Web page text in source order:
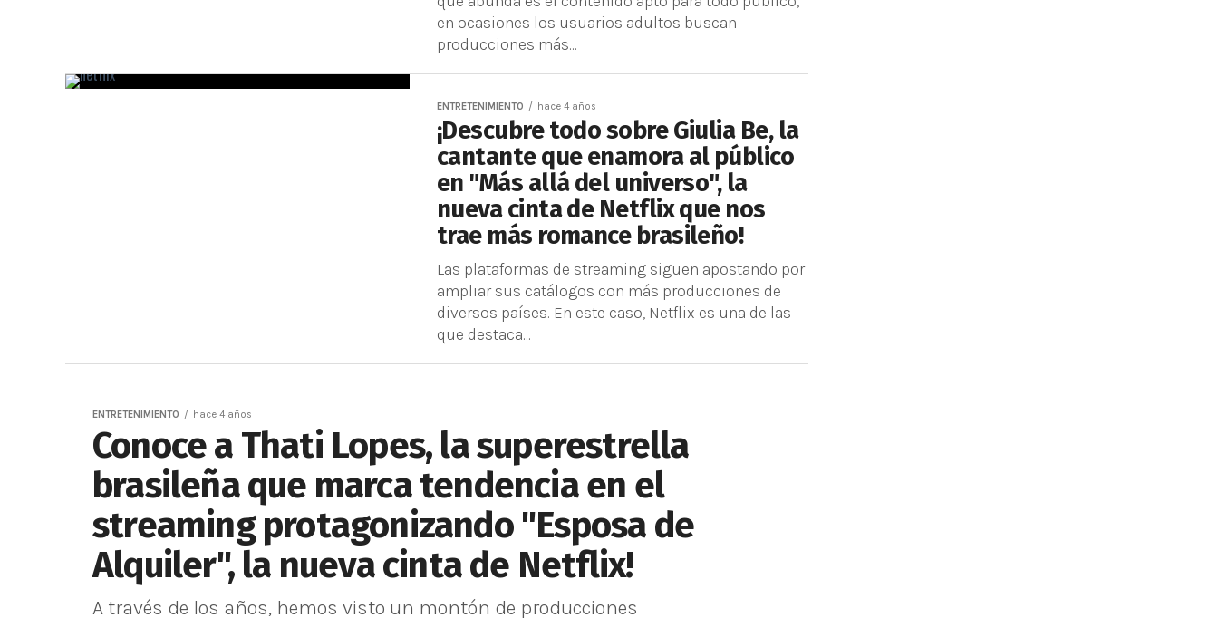
en ocasiones los usuarios adultos buscan
producciones más...
ENTRETENIMIENTO hace 4 años
¡Descubre todo sobre Giulia Be, la
cantante que enamora al público
en "Más allá del universo", la
nueva cinta de Netflix que nos
trae más romance brasileño!
Las plataformas de streaming siguen apostando por
ampliar sus catálogos con más producciones de
diversos países. En este caso, Netflix es una de las
que destaca...
ENTRETENIMIENTO hace 4 años
Conoce a Thati Lopes, la superestrella
brasileña que marca tendencia en el
streaming protagonizando "Esposa de
Alquiler", la nueva cinta de Netflix!
A través de los años, hemos visto un montón de producciones